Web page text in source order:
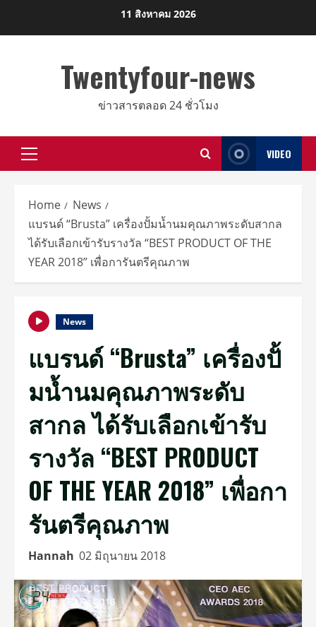
11 สิงหาคม 2026
Twentyfour-news
ข่าวสารตลอด 24 ชั่วโมง
Primary
VIDEO
Home
News
แบรนด์ “Brusta” เครื่องปั้มน้ำนมคุณภาพระดับสากล
ได้รับเลือกเข้ารับรางวัล “BEST PRODUCT OF THE
YEAR 2018” เพื่อการันตรีคุณภาพ
News
แบรนด์ “Brusta” เครื่องปั้
มน้ำนมคุณภาพระดับ
สากล ได้รับเลือกเข้ารับ
รางวัล “BEST PRODUCT
OF THE YEAR 2018” เพื่อกา
รันตรีคุณภาพ
Hannah 02 มิถุนายน 2018